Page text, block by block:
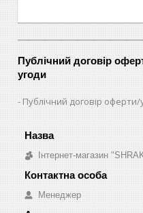
Публічний договір
угоди
Публічний договір оферти/
Інтернет-магазин
Менеджер